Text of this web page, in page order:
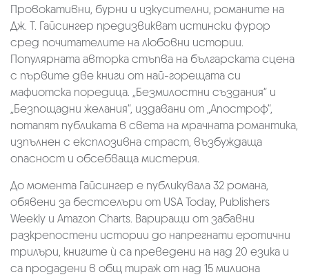
Провокативни, бурни и изкусителни, романите на
Дж. Т. Гайсингер предизвикват истински фурор
сред почитателите на любовни истории.
Популярната авторка стъпва на българската сцена
с първите две книги от най-горещата си
мафиотска поредица. „Безмилостни създания“ и
„Безпощадни желания“, издавани от „Апостроф“,
потапят публиката в света на мрачната романтика,
изпълнен с експлозивна страст, възбуждаща
опасност и обсебваща мистерия.
До момента Гайсингер е публикувала 32 романа,
обявени за бестселъри от USA Today, Publishers
Weekly и Amazon Charts. Вариращи от забавни
разкрепостени истории до напрегнати еротични
трилъри, книгите ѝ са преведени на над 20 езика и
са продадени в общ тираж от над 15 милиона